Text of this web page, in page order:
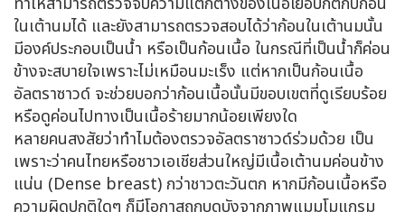
ในเต้านมได้ และยังสามารถตรวจสอบได้ว่าก้อนในเต้านมนั้น
มีองค์ประกอบเป็นน้ำ หรือเป็นก้อนเนื้อ ในกรณีที่เป็นน้ำก็ค่อน
ข้างจะสบายใจเพราะไม่เหมือนมะเร็ง แต่หากเป็นก้อนเนื้อ
อัลตราซาวด์ จะช่วยบอกว่าก้อนเนื้อนั้นมีขอบเขตที่ดูเรียบร้อย
หรือดูค่อนไปทางเป็นเนื้อร้ายมากน้อยเพียงใด
หลายคนสงสัยว่าทำไมต้องตรวจอัลตราซาวด์ร่วมด้วย เป็น
เพราะว่าคนไทยหรือชาวเอเชียส่วนใหญ่มีเนื้อเต้านมค่อนข้าง
แน่น (Dense breast) กว่าชาวตะวันตก หากมีก้อนเนื้อหรือ
ความผิดปกติใดๆ ก็มีโอกาสถูกบดบังจากภาพแมมโมแกรม